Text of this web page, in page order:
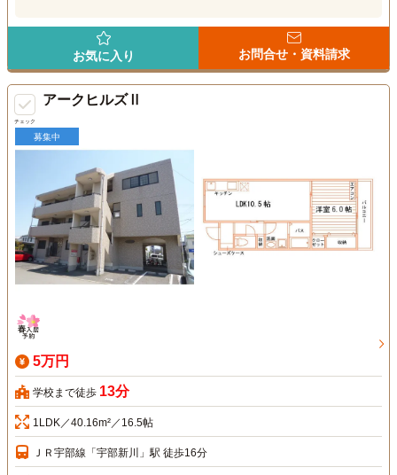
お気に入り お問合せ・資料請求
チェック
アークヒルズⅡ
募集中
5万円
学校まで徒歩 13分
1LDK／40.16m²／16.5帖
ＪＲ宇部線「宇部新川」駅 徒歩16分